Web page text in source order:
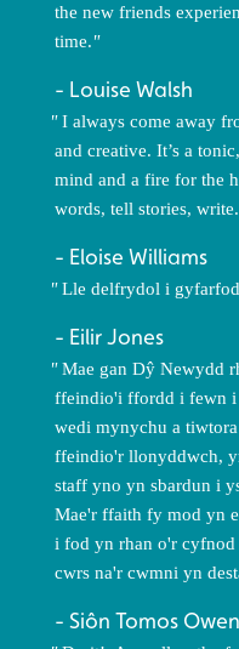
the new friends
time.
Louise Walsh
I always come away
and creative. It’s a
mind and a fire for the
words, tell stories, write.
Eloise Williams
Lle delfrydol i
Eilir Jones
Mae gan Dŷ Newydd
ffeindio'i ffordd i fewn i
wedi mynychu a
ffeindio'r llonyddwch,
staff yno yn sbardun i
Mae'r ffaith fy mod yn
i fod yn rhan o'r
cwrs na'r cwmni yn
Siôn Tomos Owen